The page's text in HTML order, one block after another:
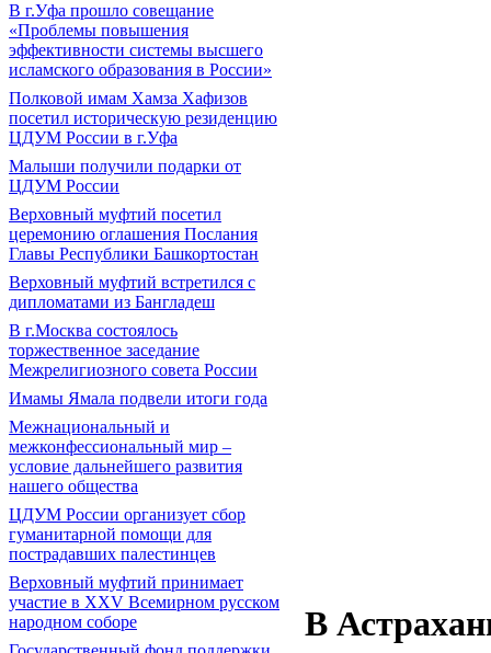
В г.Уфа прошло совещание
«Проблемы повышения
эффективности системы высшего
исламского образования в России»
Полковой имам Хамза Хафизов
посетил историческую резиденцию
ЦДУМ России в г.Уфа
Малыши получили подарки от
ЦДУМ России
Верховный муфтий посетил
церемонию оглашения Послания
Главы Республики Башкортостан
Верховный муфтий встретился с
дипломатами из Бангладеш
В г.Москва состоялось
торжественное заседание
Межрелигиозного совета России
Имамы Ямала подвели итоги года
Межнациональный и
межконфессиональный мир –
условие дальнейшего развития
нашего общества
ЦДУМ России организует сбор
гуманитарной помощи для
пострадавших палестинцев
Верховный муфтий принимает
участие в XXV Всемирном русском
народном соборе
В